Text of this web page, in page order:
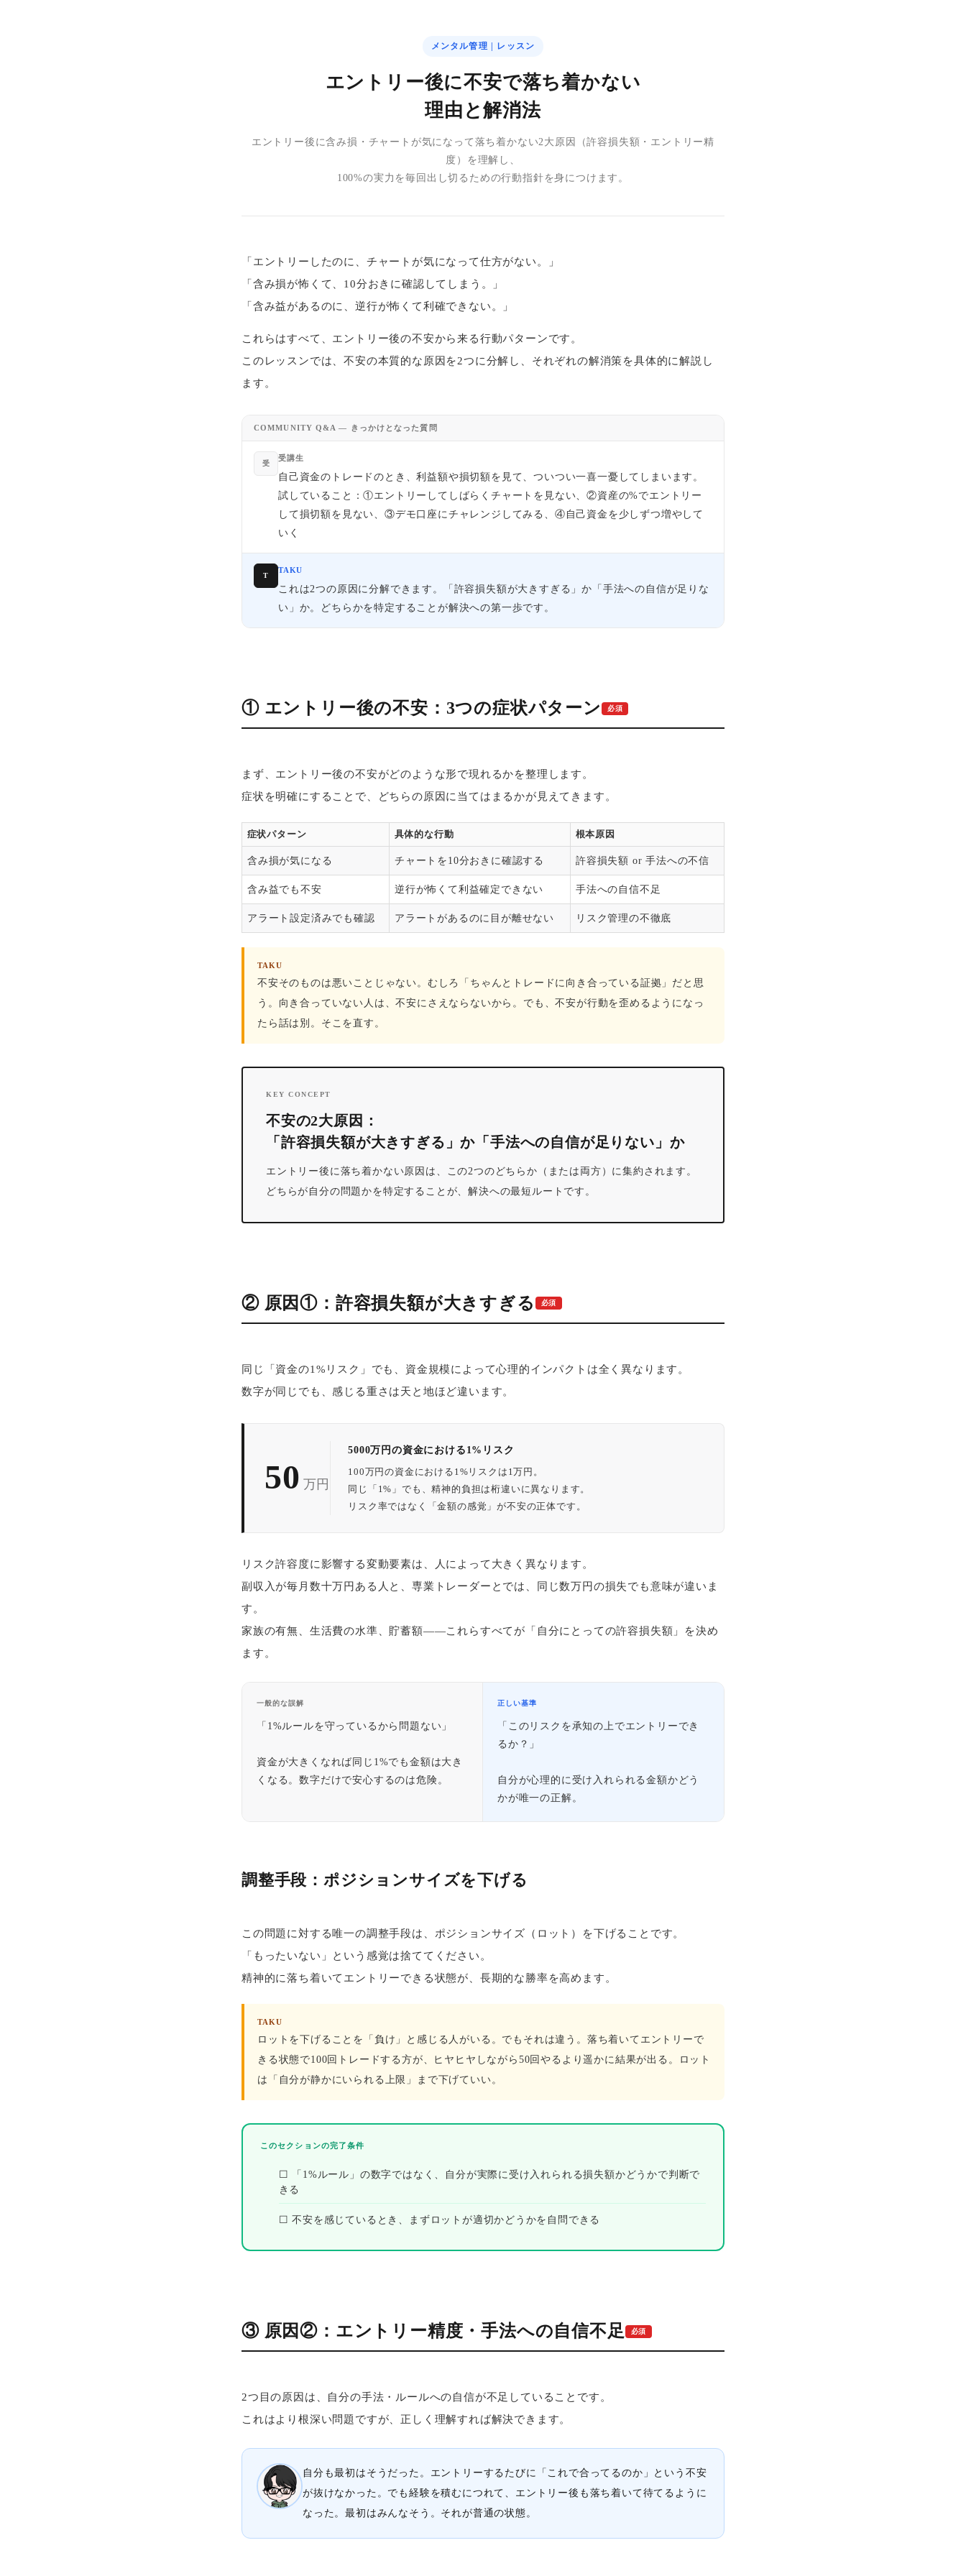
メンタル管理 | レッスン
エントリー後に不安で落ち着かない
理由と解消法
エントリー後に含み損・チャートが気になって落ち着かない2大原因（許容損失額・エントリー精
度）を理解し、
100%の実力を毎回出し切るための行動指針を身につけます。
「エントリーしたのに、チャートが気になって仕方がない。」
「含み損が怖くて、10分おきに確認してしまう。」
「含み益があるのに、逆行が怖くて利確できない。」
これらはすべて、エントリー後の不安から来る行動パターンです。
このレッスンでは、不安の本質的な原因を2つに分解し、それぞれの解消策を具体的に解説し
ます。
COMMUNITY Q&A — きっかけとなった質問
受
受講生
自己資金のトレードのとき、利益額や損切額を見て、ついつい一喜一憂してしまいます。
試していること：①エントリーしてしばらくチャートを見ない、②資産の%でエントリー
して損切額を見ない、③デモ口座にチャレンジしてみる、④自己資金を少しずつ増やして
いく
T
TAKU
これは2つの原因に分解できます。「許容損失額が大きすぎる」か「手法への自信が足りな
い」か。どちらかを特定することが解決への第一歩です。
① エントリー後の不安：3つの症状パターン 必須
まず、エントリー後の不安がどのような形で現れるかを整理します。
症状を明確にすることで、どちらの原因に当てはまるかが見えてきます。
症状パターン 具体的な行動 根本原因
含み損が気になる チャートを10分おきに確認する 許容損失額 or 手法への不信
含み益でも不安 逆行が怖くて利益確定できない 手法への自信不足
アラート設定済みでも確認 アラートがあるのに目が離せない リスク管理の不徹底
TAKU
不安そのものは悪いことじゃない。むしろ「ちゃんとトレードに向き合っている証拠」だと思
う。向き合っていない人は、不安にさえならないから。でも、不安が行動を歪めるようになっ
たら話は別。そこを直す。
KEY CONCEPT
不安の2大原因：
「許容損失額が大きすぎる」か「手法への自信が足りない」か
エントリー後に落ち着かない原因は、この2つのどちらか（または両方）に集約されます。
どちらが自分の問題かを特定することが、解決への最短ルートです。
② 原因①：許容損失額が大きすぎる 必須
同じ「資金の1%リスク」でも、資金規模によって心理的インパクトは全く異なります。
数字が同じでも、感じる重さは天と地ほど違います。
50 万円
5000万円の資金における1%リスク
100万円の資金における1%リスクは1万円。
同じ「1%」でも、精神的負担は桁違いに異なります。
リスク率ではなく「金額の感覚」が不安の正体です。
リスク許容度に影響する変動要素は、人によって大きく異なります。
副収入が毎月数十万円ある人と、専業トレーダーとでは、同じ数万円の損失でも意味が違いま
す。
家族の有無、生活費の水準、貯蓄額——これらすべてが「自分にとっての許容損失額」を決め
ます。
一般的な誤解
「1%ルールを守っているから問題ない」
資金が大きくなれば同じ1%でも金額は大き
くなる。数字だけで安心するのは危険。
正しい基準
「このリスクを承知の上でエントリーでき
るか？」
自分が心理的に受け入れられる金額かどう
かが唯一の正解。
調整手段：ポジションサイズを下げる
この問題に対する唯一の調整手段は、ポジションサイズ（ロット）を下げることです。
「もったいない」という感覚は捨ててください。
精神的に落ち着いてエントリーできる状態が、長期的な勝率を高めます。
TAKU
ロットを下げることを「負け」と感じる人がいる。でもそれは違う。落ち着いてエントリーで
きる状態で100回トレードする方が、ヒヤヒヤしながら50回やるより遥かに結果が出る。ロット
は「自分が静かにいられる上限」まで下げていい。
このセクションの完了条件
☐ 「1%ルール」の数字ではなく、自分が実際に受け入れられる損失額かどうかで判断で
きる
☐ 不安を感じているとき、まずロットが適切かどうかを自問できる
③ 原因②：エントリー精度・手法への自信不足 必須
2つ目の原因は、自分の手法・ルールへの自信が不足していることです。
これはより根深い問題ですが、正しく理解すれば解決できます。
自分も最初はそうだった。エントリーするたびに「これで合ってるのか」という不安
が抜けなかった。でも経験を積むにつれて、エントリー後も落ち着いて待てるように
なった。最初はみんなそう。それが普通の状態。